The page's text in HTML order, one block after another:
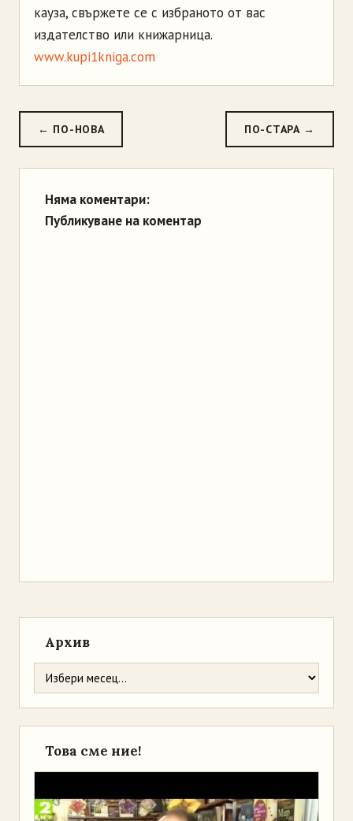
кауза, свържете се с избраното от вас
издателство или книжарница.
www.kupi1kniga.com
← ПО-НОВА ПО-СТАРА →
Няма коментари:
Публикуване на коментар
Архив
Това сме ние!